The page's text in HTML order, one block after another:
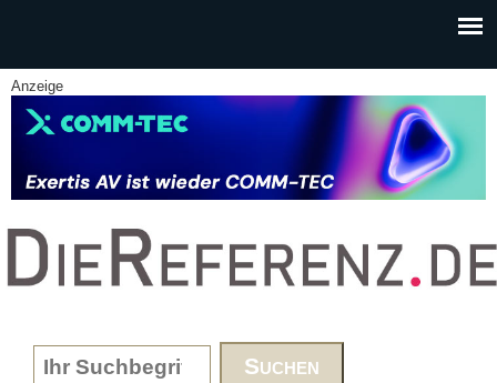
Anzeige
www.DieReferenz.de